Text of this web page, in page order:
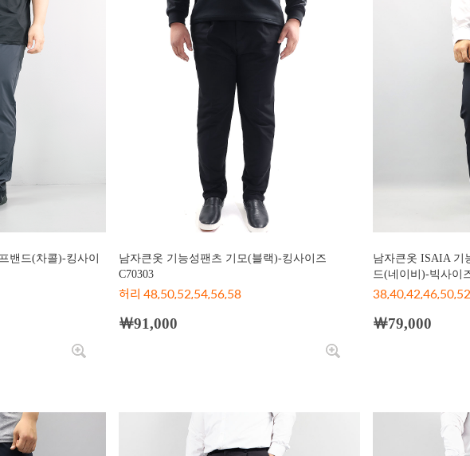
밴드(차콜)-킹사이
남자큰옷 기능성팬츠 기모(블랙)-킹사이즈
C70303
허리 48,50,52,54,56,58
￦91,000
남자큰옷 ISAIA 기
드(네이비)-빅사이
38,40,42,46,50,52
￦79,000